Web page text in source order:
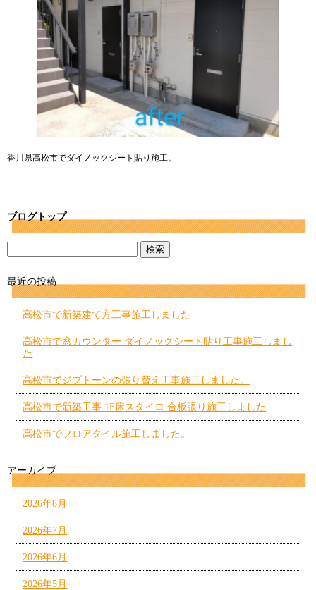
香川県高松市でダイノックシート貼り施工。
ブログトップ
最近の投稿
高松市で新築建て方工事施工しました
高松市で窓カウンター ダイノックシート貼り工事施工しまし
た
高松市でジプトーンの張り替え工事施工しました。
高松市で新築工事 1F床スタイロ 合板張り施工しました
高松市でフロアタイル施工しました。
アーカイブ
2026年8月
2026年7月
2026年6月
2026年5月